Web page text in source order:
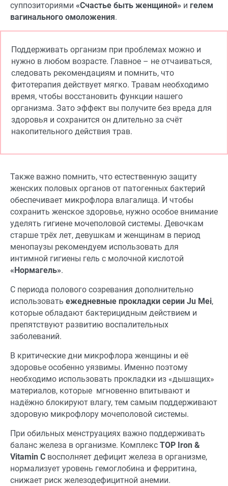
суппозиториями «Счастье быть женщиной» и гелем
вагинального омоложения.
Поддерживать организм при проблемах можно и
нужно в любом возрасте. Главное – не отчаиваться,
следовать рекомендациям и помнить, что
фитотерапия действует мягко. Травам необходимо
время, чтобы восстановить функции нашего
организма. Зато эффект вы получите без вреда для
здоровья и сохранится он длительно за счёт
накопительного действия трав.
Также важно помнить, что естественную защиту
женских половых органов от патогенных бактерий
обеспечивает микрофлора влагалища. И чтобы
сохранить женское здоровье, нужно особое внимание
уделять гигиене мочеполовой системы. Девочкам
старше трёх лет, девушкам и женщинам в период
менопаузы рекомендуем использовать для
интимной гигиены гель с молочной кислотой
«Нормагель».
С периода полового созревания дополнительно
использовать ежедневные прокладки серии Ju Mei,
которые обладают бактерицидным действием и
препятствуют развитию воспалительных
заболеваний.
В критические дни микрофлора женщины и её
здоровье особенно уязвимы. Именно поэтому
необходимо использовать прокладки из «дышащих»
материалов, которые мгновенно впитывают и
надёжно блокируют влагу, тем самым поддерживают
здоровую микрофлору мочеполовой системы.
При обильных менструациях важно поддерживать
баланс железа в организме. Комплекс ТОР Iron &
Vitamin C восполняет дефицит железа в организме,
нормализует уровень гемоглобина и ферритина,
снижает риск железодефицитной анемии.